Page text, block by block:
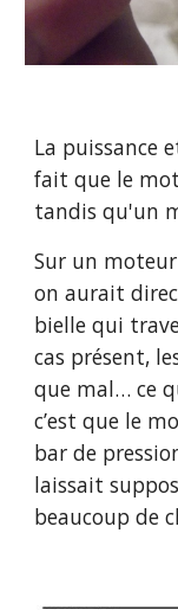
La puissance
fait que le
tandis qu'un
Sur un
on aurait
bielle qui
cas présent,
que mal… ce
c’est que le
bar de
laissait
beaucoup de